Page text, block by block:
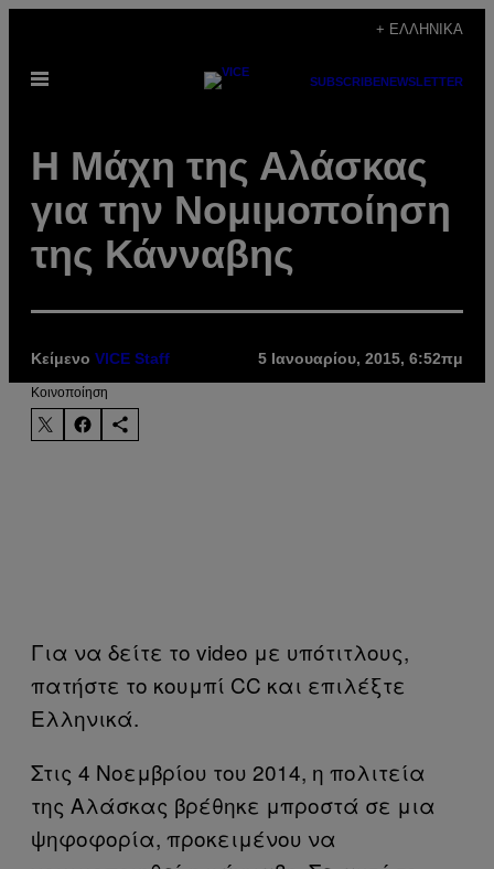
περιεχόμενο
+ ΕΛΛΗΝΙΚΆ
Ανοίξτε
SUBSCRIBENEWSLETTER
Η Μάχη της Αλάσκας
για την Νομιμοποίηση
της Κάνναβης
Κείμενο VICE Staff 5 Ιανουαρίου, 2015, 6:52πμ
Kοινοποίηση
Για να δείτε το video με υπότιτλους,
πατήστε το κουμπί CC και επιλέξτε
Ελληνικά.
Στις 4 Νοεμβρίου του 2014, η πολιτεία
της Αλάσκας βρέθηκε μπροστά σε μια
ψηφοφορία, προκειμένου να